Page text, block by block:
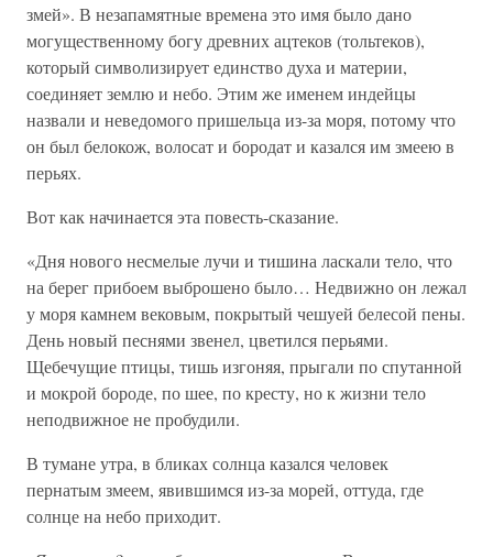
змей». В незапамятные времена это имя было дано
могущественному богу древних ацтеков (тольтеков),
который символизирует единство духа и материи,
соединяет землю и небо. Этим же именем индейцы
назвали и неведомого пришельца из-за моря, потому что
он был белокож, волосат и бородат и казался им змеею в
перьях.
Вот как начинается эта повесть-сказание.
«Дня нового несмелые лучи и тишина ласкали тело, что
на берег прибоем выброшено было… Недвижно он лежал
у моря камнем вековым, покрытый чешуей белесой пены.
День новый песнями звенел, цветился перьями.
Щебечущие птицы, тишь изгоняя, прыгали по спутанной
и мокрой бороде, по шее, по кресту, но к жизни тело
неподвижное не пробудили.
В тумане утра, в бликах солнца казался человек
пернатым змеем, явившимся из-за морей, оттуда, где
солнце на небо приходит.